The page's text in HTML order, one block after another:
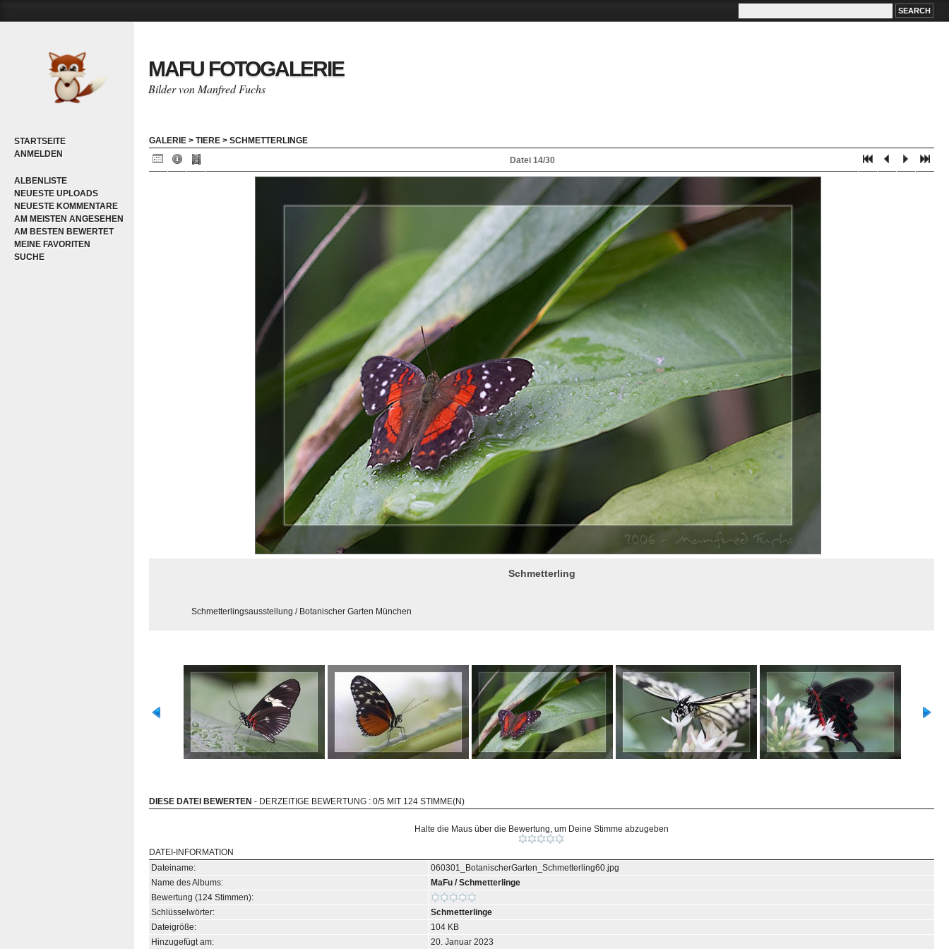
STARTSEITE
ANMELDEN
ALBENLISTE
NEUESTE UPLOADS
NEUESTE KOMMENTARE
AM MEISTEN ANGESEHEN
AM BESTEN BEWERTET
MEINE FAVORITEN
SUCHE
MAFU FOTOGALERIE
Bilder von Manfred Fuchs
GALERIE > TIERE > SCHMETTERLINGE
Datei 14/30
Schmetterling
Schmetterlingsausstellung / Botanischer Garten München
DIESE DATEI BEWERTEN - DERZEITIGE BEWERTUNG : 0/5 MIT 124 STIMME(N)
Halte die Maus über die Bewertung, um Deine Stimme abzugeben
DATEI-INFORMATION
Dateiname:
060301_BotanischerGarten_Schmetterling60.jpg
Name des Albums:
MaFu /Schmetterlinge
Bewertung (124 Stimmen):
Schlüsselwörter:
Schmetterlinge
Dateigröße:
104 KB
Hinzugefügt am:
20. Januar 2023